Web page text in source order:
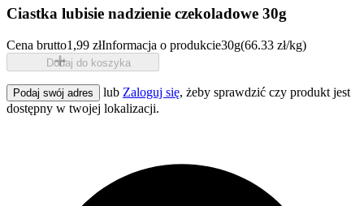
Ciastka lubisie nadzienie czekoladowe 30g
Cena brutto1,99 złInformacja o produkcie30g(66.33 zł/kg)
Dodaj do koszyka
Podaj swój adres lub Zaloguj się, żeby sprawdzić czy produkt jest
dostępny w twojej lokalizacji.